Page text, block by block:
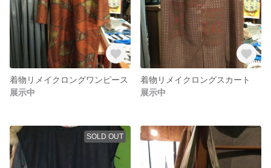
着物リメイクロングワンピース
展示中
着物リメイクロングスカート
展示中
SOLD OUT